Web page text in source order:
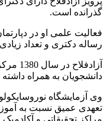
گذرانده است.
رساله دکتری و تعداد
دانشجویان به همراه
تعهدی عمیق نسبت به